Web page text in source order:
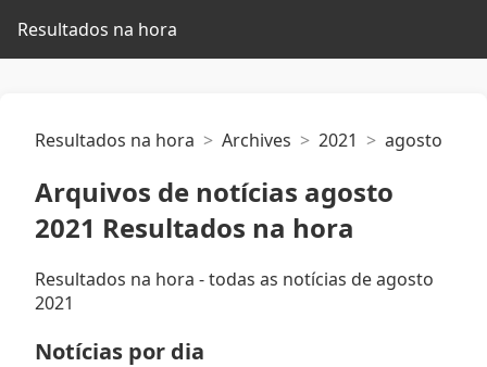
Resultados na hora
Resultados na hora Archives 2021 agosto
Arquivos de notícias agosto
2021 Resultados na hora
Resultados na hora - todas as notícias de agosto
2021
Notícias por dia